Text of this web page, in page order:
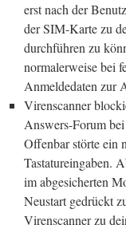
erst nach der
der SIM-Karte zu
durchführen zu
normalerweise bei
Anmeldedaten zur
Virenscanner
Answers-Forum
Offenbar störte ein
Tastatureingaben.
im abgesicherten
Neustart gedrückt
Virenscanner zu